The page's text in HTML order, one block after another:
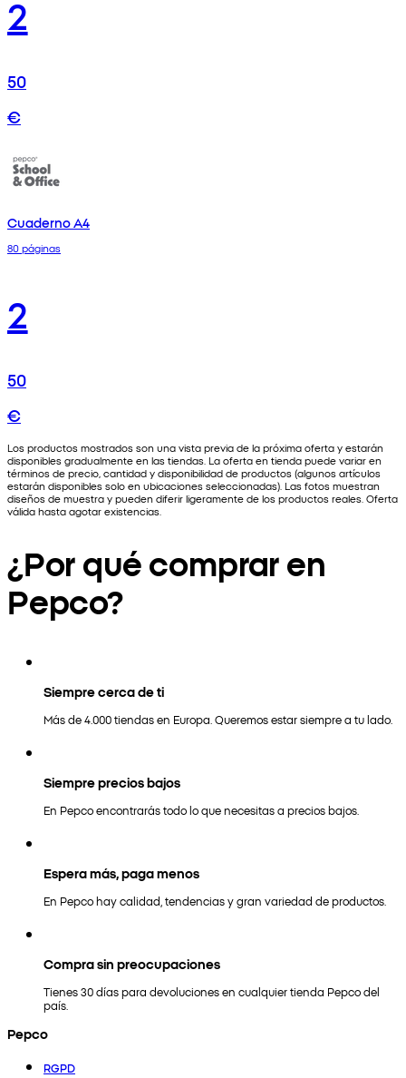
2
50
€
Cuaderno A4
80 páginas
2
50
€
Los productos mostrados son una vista previa de la próxima oferta y estarán
disponibles gradualmente en las tiendas. La oferta en tienda puede variar en
términos de precio, cantidad y disponibilidad de productos (algunos artículos
estarán disponibles solo en ubicaciones seleccionadas). Las fotos muestran
diseños de muestra y pueden diferir ligeramente de los productos reales. Oferta
válida hasta agotar existencias.
¿Por qué comprar en
Pepco?
Siempre cerca de ti
Más de 4.000 tiendas en Europa. Queremos estar siempre a tu lado.
Siempre precios bajos
En Pepco encontrarás todo lo que necesitas a precios bajos.
Espera más, paga menos
En Pepco hay calidad, tendencias y gran variedad de productos.
Compra sin preocupaciones
Tienes 30 días para devoluciones en cualquier tienda Pepco del
país.
Pepco
RGPD